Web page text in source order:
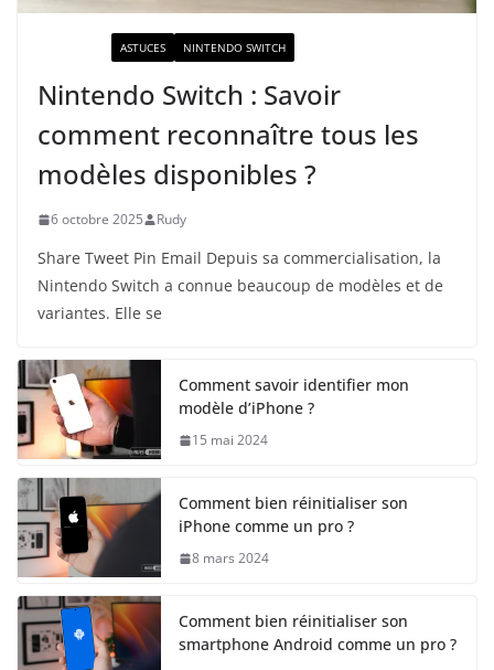
ASTUCES NINTENDO SWITCH
Nintendo Switch : Savoir
comment reconnaître tous les
modèles disponibles ?
6 octobre 2025 Rudy
Share Tweet Pin Email Depuis sa commercialisation, la
Nintendo Switch a connue beaucoup de modèles et de
variantes. Elle se
Comment savoir identifier mon
modèle d’iPhone ?
15 mai 2024
Comment bien réinitialiser son
iPhone comme un pro ?
8 mars 2024
Comment bien réinitialiser son
smartphone Android comme un pro ?